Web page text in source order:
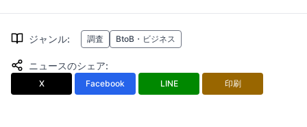
ジャンル: 調査 BtoB・ビジネス
ニュースのシェア:
X Facebook LINE 印刷